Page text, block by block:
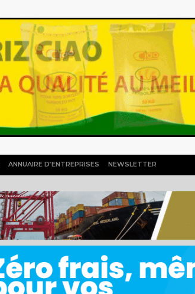
ANNUAIRE D’ENTREPRISES NEWSLETTER